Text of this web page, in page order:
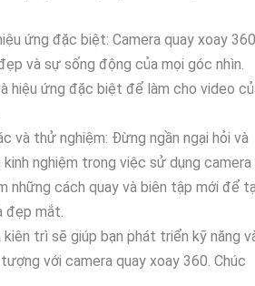
ứng đặc biệt: Camera quay xoay 360
và sự sống động của mọi góc nhìn.
hiệu ứng đặc biệt để làm cho video
và thử nghiệm: Đừng ngần ngại hỏi và
nghiệm trong việc sử dụng camera
những cách quay và biên tập mới để
đẹp mắt.
trì sẽ giúp bạn phát triển kỹ năng
với camera quay xoay 360. Chúc